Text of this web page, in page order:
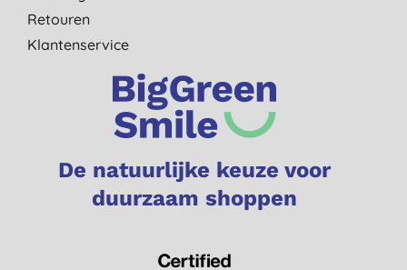
Retouren
Klantenservice
De natuurlijke keuze voor
duurzaam shoppen